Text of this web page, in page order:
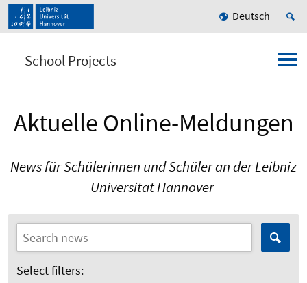
Deutsch
School Projects
Aktuelle Online-Meldungen
News für Schülerinnen und Schüler an der Leibniz
Universität Hannover
Select filters: